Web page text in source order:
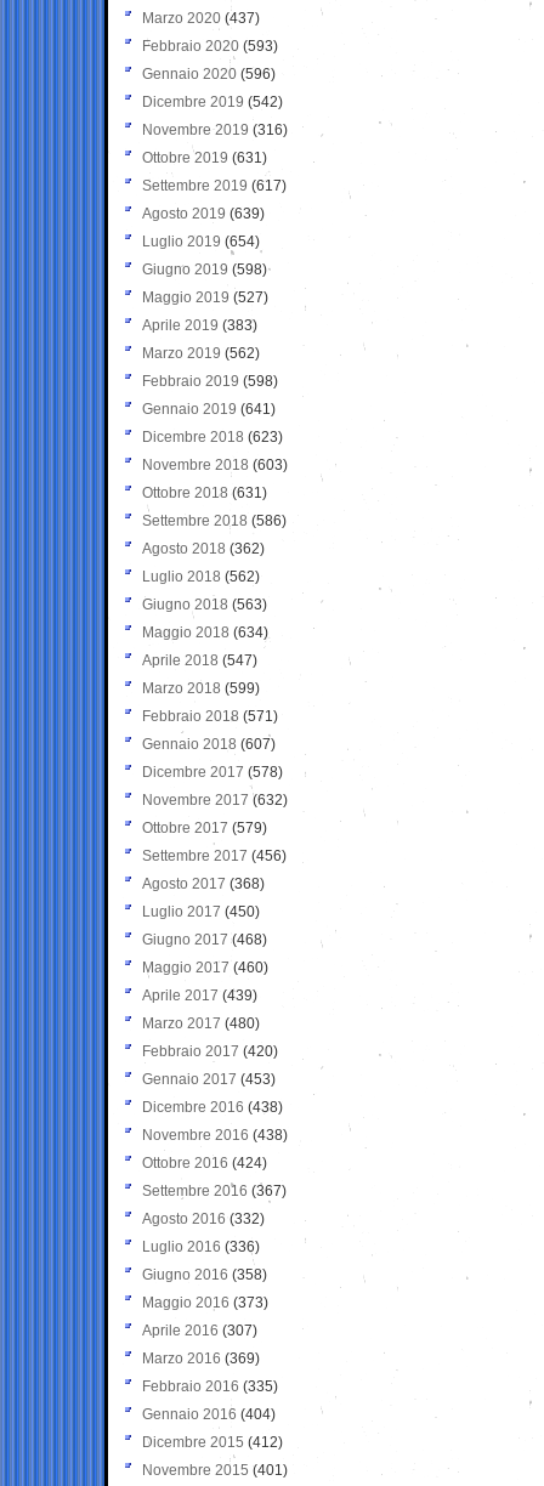
Marzo 2020 (437)
Febbraio 2020 (593)
Gennaio 2020 (596)
Dicembre 2019 (542)
Novembre 2019 (316)
Ottobre 2019 (631)
Settembre 2019 (617)
Agosto 2019 (639)
Luglio 2019 (654)
Giugno 2019 (598)
Maggio 2019 (527)
Aprile 2019 (383)
Marzo 2019 (562)
Febbraio 2019 (598)
Gennaio 2019 (641)
Dicembre 2018 (623)
Novembre 2018 (603)
Ottobre 2018 (631)
Settembre 2018 (586)
Agosto 2018 (362)
Luglio 2018 (562)
Giugno 2018 (563)
Maggio 2018 (634)
Aprile 2018 (547)
Marzo 2018 (599)
Febbraio 2018 (571)
Gennaio 2018 (607)
Dicembre 2017 (578)
Novembre 2017 (632)
Ottobre 2017 (579)
Settembre 2017 (456)
Agosto 2017 (368)
Luglio 2017 (450)
Giugno 2017 (468)
Maggio 2017 (460)
Aprile 2017 (439)
Marzo 2017 (480)
Febbraio 2017 (420)
Gennaio 2017 (453)
Dicembre 2016 (438)
Novembre 2016 (438)
Ottobre 2016 (424)
Settembre 2016 (367)
Agosto 2016 (332)
Luglio 2016 (336)
Giugno 2016 (358)
Maggio 2016 (373)
Aprile 2016 (307)
Marzo 2016 (369)
Febbraio 2016 (335)
Gennaio 2016 (404)
Dicembre 2015 (412)
Novembre 2015 (401)